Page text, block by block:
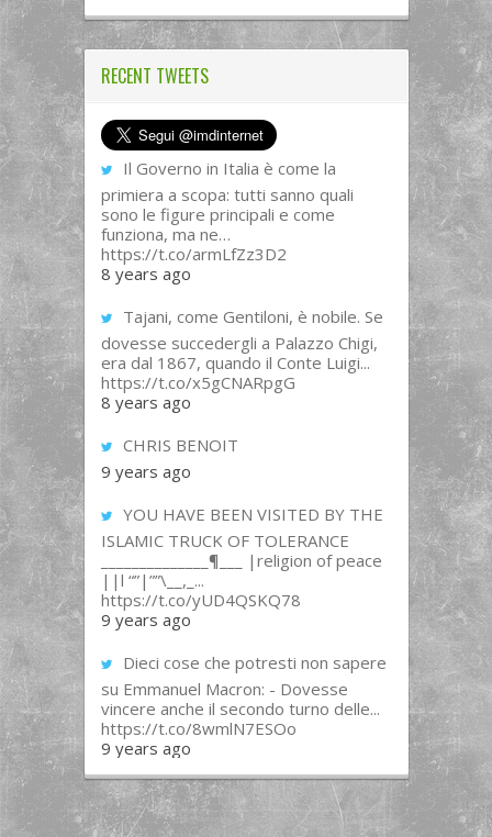
RECENT TWEETS
Il Governo in Italia è come la
primiera a scopa: tutti sanno quali
sono le figure principali e come
funziona, ma ne…
https://t.co/armLfZz3D2
8 years ago
Tajani, come Gentiloni, è nobile. Se
dovesse succedergli a Palazzo Chigi,
era dal 1867, quando il Conte Luigi...
https://t.co/x5gCNARpgG
8 years ago
CHRIS BENOIT
9 years ago
YOU HAVE BEEN VISITED BY THE
ISLAMIC TRUCK OF TOLERANCE
______________¶___ |religion of peace
||l “”|””\__,_...
https://t.co/yUD4QSKQ78
9 years ago
Dieci cose che potresti non sapere
su Emmanuel Macron: - Dovesse
vincere anche il secondo turno delle...
https://t.co/8wmlN7ESOo
9 years ago